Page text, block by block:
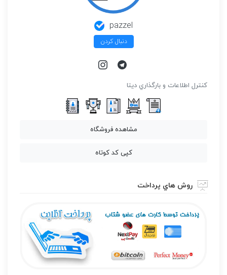
pazzel
دنبال کردن
كنترل اطلاعات و بارگذاري ديتا
مشاهده فروشگاه
کپی کد کوتاه
روش هاي پرداخت